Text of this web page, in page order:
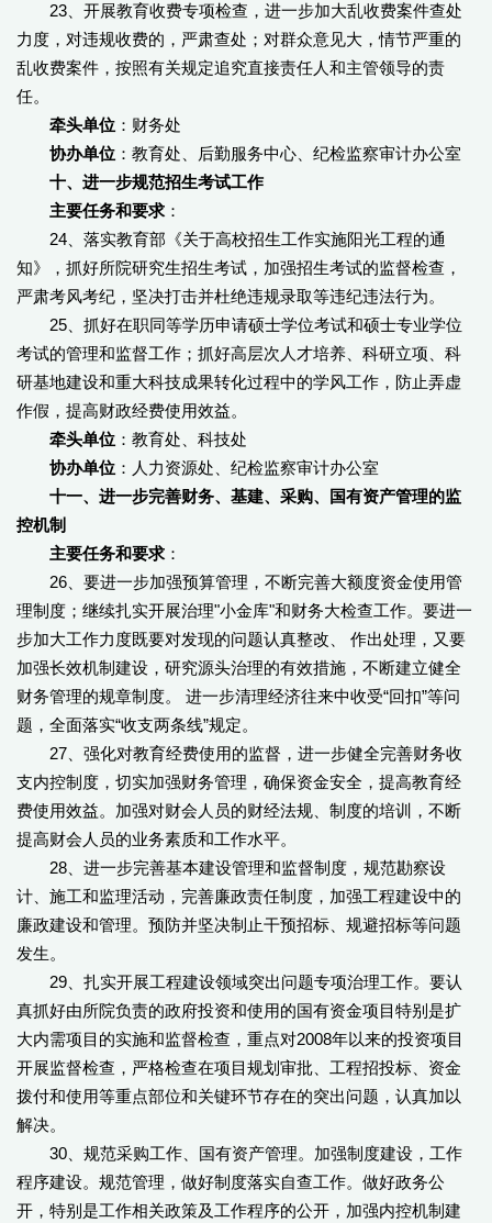
23、开展教育收费专项检查，进一步加大乱收费案件查处
力度，对违规收费的，严肃查处；对群众意见大，情节严重的
乱收费案件，按照有关规定追究直接责任人和主管领导的责
任。
牵头单位 ：财务处
协办单位 ：教育处、后勤服务中心、纪检监察审计办公室
十、进一步规范招生考试工作
主要任务和要求 ：
24、落实教育部《关于高校招生工作实施阳光工程的通
知》，抓好所院研究生招生考试，加强招生考试的监督检查，
严肃考风考纪，坚决打击并杜绝违规录取等违纪违法行为。
25、抓好在职同等学历申请硕士学位考试和硕士专业学位
考试的管理和监督工作；抓好高层次人才培养、科研立项、科
研基地建设和重大科技成果转化过程中的学风工作，防止弄虚
作假，提高财政经费使用效益。
牵头单位 ：教育处、科技处
协办单位 ：人力资源处、纪检监察审计办公室
十一、进一步完善财务、基建、采购、国有资产管理的监
控机制
主要任务和要求 ：
26、要进一步加强预算管理，不断完善大额度资金使用管
理制度；继续扎实开展治理"小金库"和财务大检查工作。要进一
步加大工作力度既要对发现的问题认真整改、 作出处理，又要
加强长效机制建设，研究源头治理的有效措施，不断建立健全
财务管理的规章制度。 进一步清理经济往来中收受“回扣”等问
题，全面落实“收支两条线”规定。
27、强化对教育经费使用的监督，进一步健全完善财务收
支内控制度，切实加强财务管理，确保资金安全，提高教育经
费使用效益。加强对财会人员的财经法规、制度的培训，不断
提高财会人员的业务素质和工作水平。
28、进一步完善基本建设管理和监督制度，规范勘察设
计、施工和监理活动，完善廉政责任制度，加强工程建设中的
廉政建设和管理。预防并坚决制止干预招标、规避招标等问题
发生。
29、扎实开展工程建设领域突出问题专项治理工作。要认
真抓好由所院负责的政府投资和使用的国有资金项目特别是扩
大内需项目的实施和监督检查，重点对2008年以来的投资项目
开展监督检查，严格检查在项目规划审批、工程招投标、资金
拨付和使用等重点部位和关键环节存在的突出问题，认真加以
解决。
30、规范采购工作、国有资产管理。加强制度建设，工作
程序建设。规范管理，做好制度落实自查工作。做好政务公
开，特别是工作相关政策及工作程序的公开，加强内控机制建